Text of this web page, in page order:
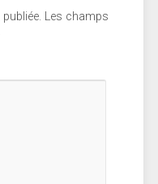
Les champs